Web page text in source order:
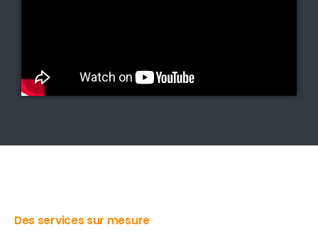
Des produits digitaux de premier choix